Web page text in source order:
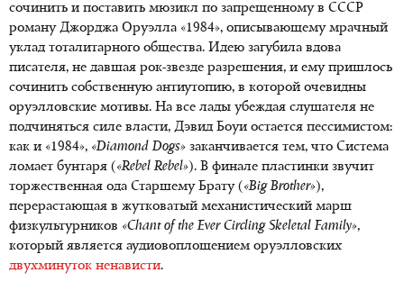
сочинить и поставить мюзикл по запрещенному в СССР
роману Джорджа Оруэлла «1984», описывающему мрачный
уклад тоталитарного общества. Идею загубила вдова
писателя, не давшая рок-звезде разрешения, и ему пришлось
сочинить собственную антиутопию, в которой очевидны
оруэлловские мотивы. На все лады убеждая слушателя не
подчиняться силе власти, Дэвид Боуи остается пессимистом:
как и «1984», «Diamond Dogs» заканчивается тем, что Система
ломает бунтаря ( «Rebel Rebel»). В финале пластинки звучит
торжественная ода Старшему Брату ( «Big Brother»),
перерастающая в жутковатый механистический марш
физкультурников «Chant of the Ever Circling Skeletal Family»,
который является аудиовоплощением оруэлловских
двухминуток ненависти.